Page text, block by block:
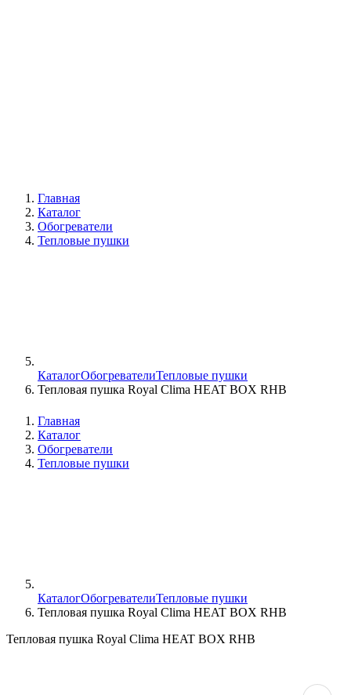
Главная
Каталог
Обогреватели
Тепловые пушки
КаталогОбогревателиТепловые пушки
Тепловая пушка Royal Clima HEAT BOX RHB
Главная
Каталог
Обогреватели
Тепловые пушки
КаталогОбогревателиТепловые пушки
Тепловая пушка Royal Clima HEAT BOX RHB
Тепловая пушка Royal Clima HEAT BOX RHB